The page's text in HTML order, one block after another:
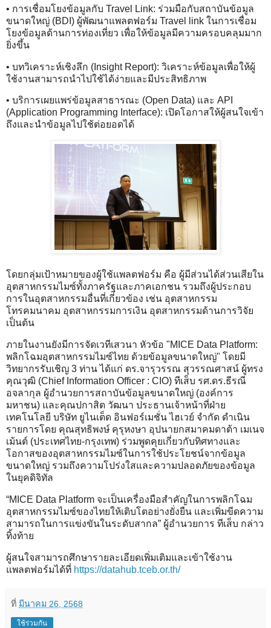
• การเชื่อมโยงข้อมูลกับ Travel Link: ร่วมมือกับสถาบันข้อมูล
ขนาดใหญ่ (BDI) ผู้พัฒนาแพลตฟอร์ม Travel link ในการเชื่อม
โยงข้อมูลด้านการท่องเที่ยว เพื่อให้ข้อมูลมีความครอบคลุมมาก
ยิ่งขึ้น
• บทวิเคราะห์เชิงลึก (Insight Report): วิเคราะห์ข้อมูลเพื่อให้ผู้
ใช้งานสามารถนำไปใช้ได้ง่ายและมีประสิทธิภาพ
• บริการเผยแพร่ข้อมูลสาธารณะ (Open Data) และ API
(Application Programming Interface): เปิดโอกาสให้ผู้สนใจเข้า
ถึงและนำข้อมูลไปใช้ต่อยอดได้
โดยกลุ่มเป้าหมายของผู้ใช้แพลตฟอร์ม คือ ผู้มีส่วนได้ส่วนเสียใน
อุตสาหกรรมไมซ์ทั้งภาครัฐและภาคเอกชน รวมถึงผู้ประกอบ
การในอุตสาหกรรมอื่นที่เกี่ยวข้อง เช่น อุตสาหกรรม
โทรคมนาคม อุตสาหกรรมการเงิน อุตสาหกรรมด้านการวิจัย
เป็นต้น
ภายในงานยังมีการจัดเวทีเสวนา หัวข้อ "MICE Data Platform:
พลิกโฉมอุตสาหกรรมไมซ์ไทย ด้วยข้อมูลขนาดใหญ่" โดยมี
วิทยากรรับเชิญ 3 ท่าน ได้แก่ ดร.จารุวรรณ สุวรรณศาสน์ ผู้ทรง
คุณวุฒิ (Chief Information Officer : CIO) ทีเส็บ รศ.ดร.ธีรณี
อจลากุล ผู้อำนวยการสถาบันข้อมูลขนาดใหญ่ (องค์การ
มหาชน) และคุณปกาสิต วัฒนา ประธานเจ้าหน้าที่ฝ่าย
เทคโนโลยี บริษัท ยูไนเต็ด อินฟอร์เมชั่น ไฮเวย์ จำกัด ดำเนิน
รายการโดย คุณสุทธิพงษ์ คุรุหงษา อุปนายกสมาคมดาต้า เมเนจ
เม้นต์ (ประเทศไทย-กรุงเทพ) ร่วมพูดคุยเกี่ยวกับทิศทางและ
โอกาสของอุตสาหกรรมไมซ์ในการใช้ประโยชน์จากข้อมูล
ขนาดใหญ่ รวมถึงความโปร่งใสและความปลอดภัยของข้อมูล
ในยุคดิจิทัล
“MICE Data Platform จะเป็นเครื่องมือสำคัญในการพลิกโฉม
อุตสาหกรรมไมซ์ของไทยให้เติบโตอย่างยั่งยืน และเพิ่มขีดความ
สามารถในการแข่งขันในระดับสากล” ผู้อำนวยการ ทีเส็บ กล่าว
ทิ้งท้าย
ผู้สนใจสามารถศึกษารายละเอียดเพิ่มเติมและเข้าใช้งาน
แพลตฟอร์มได้ที่ https://datahub.tceb.or.th/
ที่ มีนาคม 26, 2568
ใช้ร่วมกัน